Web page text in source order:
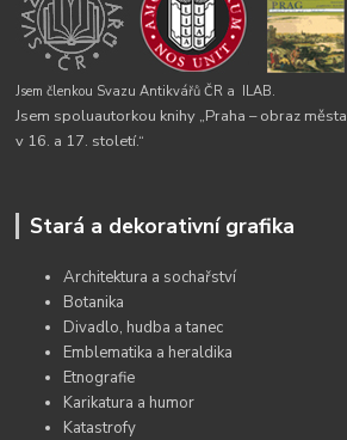
Jsem členkou Svazu Antikvářů ČR a ILAB.
Jsem spoluautorkou knihy „Praha – obraz města
v 16. a 17. století.“
Stará a dekorativní grafika
Architektura a sochařství
Botanika
Divadlo, hudba a tanec
Emblematika a heraldika
Etnografie
Karikatura a humor
Katastrofy